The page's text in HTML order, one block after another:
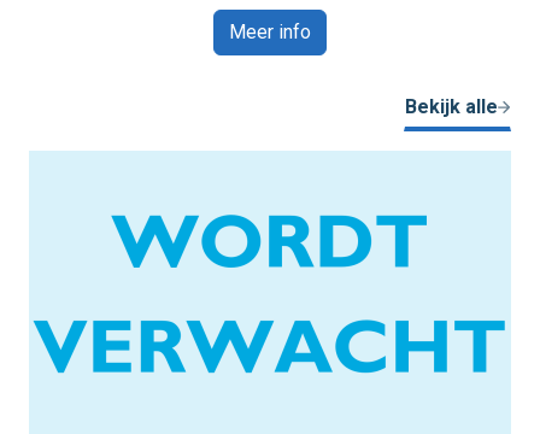
Meer info
Bekijk alle